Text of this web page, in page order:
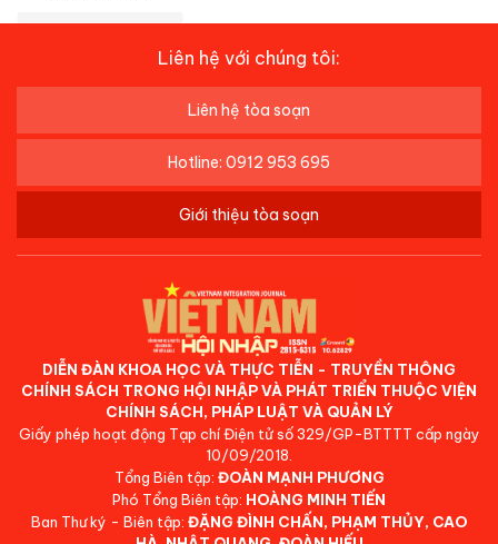
Liên hệ với chúng tôi:
Liên hệ tòa soạn
Hotline: 0912 953 695
Giới thiệu tòa soạn
DIỄN ĐÀN KHOA HỌC VÀ THỰC TIỄN - TRUYỀN THÔNG
CHÍNH SÁCH TRONG HỘI NHẬP VÀ PHÁT TRIỂN THUỘC VIỆN
CHÍNH SÁCH, PHÁP LUẬT VÀ QUẢN LÝ
Giấy phép hoạt động Tạp chí Điện tử số 329/GP-BTTTT cấp ngày
10/09/2018.
Tổng Biên tập: ĐOÀN MẠNH PHƯƠNG
Phó Tổng Biên tập: HOÀNG MINH TIẾN
Ban Thư ký - Biên tập: ĐẶNG ĐÌNH CHẤN, PHẠM THỦY, CAO